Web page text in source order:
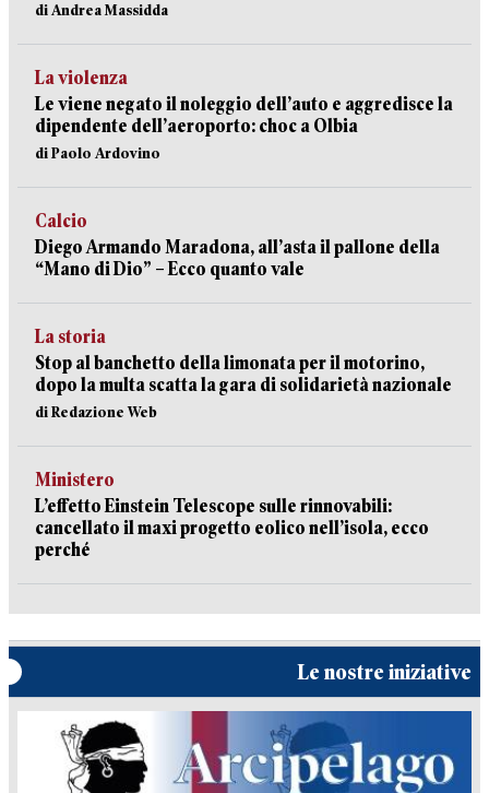
di Andrea Massidda
La violenza
Le viene negato il noleggio dell’auto e aggredisce la
dipendente dell’aeroporto: choc a Olbia
di Paolo Ardovino
Calcio
Diego Armando Maradona, all’asta il pallone della
“Mano di Dio” – Ecco quanto vale
La storia
Stop al banchetto della limonata per il motorino,
dopo la multa scatta la gara di solidarietà nazionale
di Redazione Web
Ministero
L’effetto Einstein Telescope sulle rinnovabili:
cancellato il maxi progetto eolico nell’isola, ecco
perché
Le nostre iniziative